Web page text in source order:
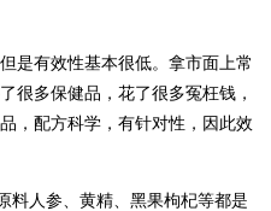
是有效性基本很低。拿市面上常
很多保健品，花了很多冤枉钱，
，配方科学，有针对性，因此效
料人参、黄精、黑果枸杞等都是